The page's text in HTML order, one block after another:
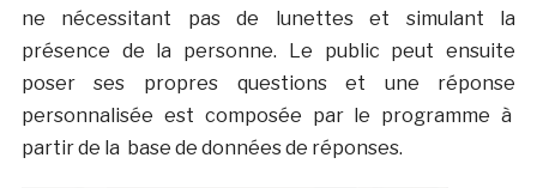
ne nécessitant pas de lunettes et simulant la
présence de la personne. Le public peut ensuite
poser ses propres questions et une réponse
personnalisée est composée par le programme à
partir de la base de données de réponses.